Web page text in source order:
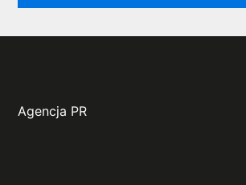
Agencja PR